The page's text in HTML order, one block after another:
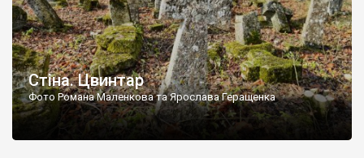
Стіна. Цвинтар
Фото Романа Маленкова та Ярослава Геращенка